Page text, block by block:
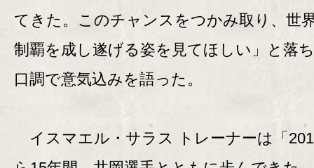
てきた。このチャンスをつかみ取り、世
制覇を成し遂げる姿を見てほしい」と落
口調で意気込みを語った。
イスマエル・サラス トレーナーは「